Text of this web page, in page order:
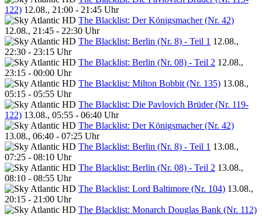
122) 12.08., 21:00 - 21:45 Uhr
The Blacklist: Der Königsmacher (Nr. 42)
12.08., 21:45 - 22:30 Uhr
The Blacklist: Berlin (Nr. 8) - Teil 1 12.08.,
22:30 - 23:15 Uhr
The Blacklist: Berlin (Nr. 08) - Teil 2 12.08.,
23:15 - 00:00 Uhr
The Blacklist: Milton Bobbit (Nr. 135) 13.08.,
05:15 - 05:55 Uhr
The Blacklist: Die Pavlovich Brüder (Nr. 119-
122) 13.08., 05:55 - 06:40 Uhr
The Blacklist: Der Königsmacher (Nr. 42)
13.08., 06:40 - 07:25 Uhr
The Blacklist: Berlin (Nr. 8) - Teil 1 13.08.,
07:25 - 08:10 Uhr
The Blacklist: Berlin (Nr. 08) - Teil 2 13.08.,
08:10 - 08:55 Uhr
The Blacklist: Lord Baltimore (Nr. 104) 13.08.,
20:15 - 21:00 Uhr
The Blacklist: Monarch Douglas Bank (Nr. 112)